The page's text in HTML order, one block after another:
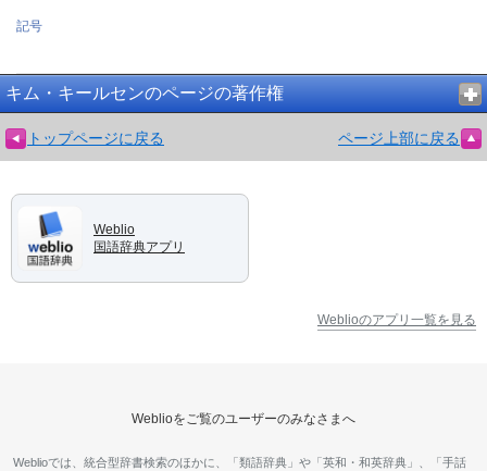
記号
キム・キールセンのページの著作権
トップページに戻る ページ上部に戻る
Weblio
国語辞典アプリ
Weblioのアプリ一覧を見る
Weblioをご覧のユーザーのみなさまへ
Weblioでは、統合型辞書検索のほかに、「類語辞典」や「英和・和英辞典」、「手話